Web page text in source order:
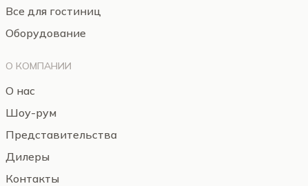
Все для гостиниц
Оборудование
О КОМПАНИИ
О нас
Шоу-рум
Представительства
Дилеры
Контакты